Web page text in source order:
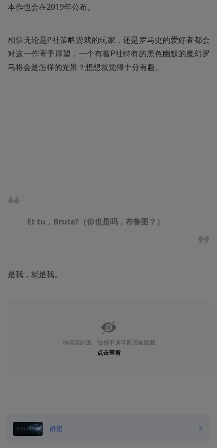
本作也会在2019年公布。
相信无论是P社策略游戏的玩家，还是罗马史的爱好者都会
对这一作寄予厚望，一个有着P社特有的黑色幽默的魔幻罗
马将会是怎样的光景？想想就觉得十分有趣。
Et tu，Brute?（你也是吗，布鲁图？）
是我，就是我。
内容因剧透、敏感不适等原因被隐藏
点击查看
群星